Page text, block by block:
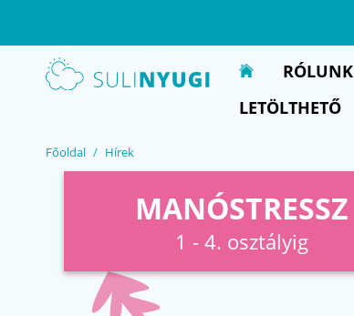
RÓLUNK
LETÖLTHETŐ
Főoldal Hírek
MANÓSTRESSZ
1 - 4. osztályig